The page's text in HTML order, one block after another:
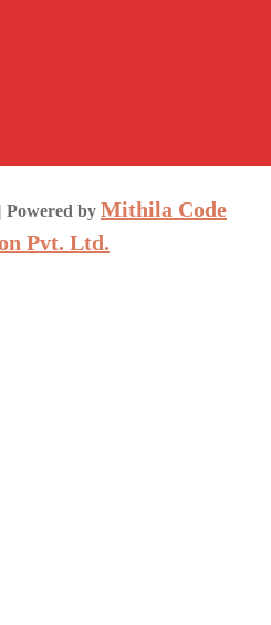
| Powered by Mithila Code
Pvt. Ltd.